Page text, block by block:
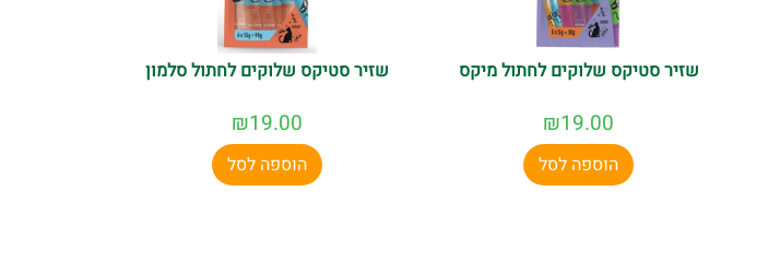
שזיר סטיקס שלוקים לחתול מיקס
₪19.00
הוספה לסל
שזיר סטיקס שלוקים לחתול סלמון
₪19.00
הוספה לסל